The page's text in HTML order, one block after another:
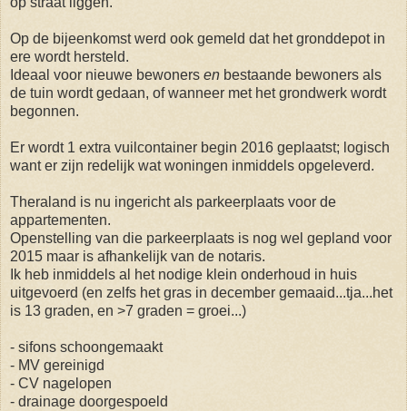
Op de bijeenkomst werd ook gemeld dat het gronddepot in
ere wordt hersteld.
Ideaal voor nieuwe bewoners en bestaande bewoners als
de tuin wordt gedaan, of wanneer met het grondwerk wordt
begonnen.
Er wordt 1 extra vuilcontainer begin 2016 geplaatst; logisch
want er zijn redelijk wat woningen inmiddels opgeleverd.
Theraland is nu ingericht als parkeerplaats voor de
appartementen.
Openstelling van die parkeerplaats is nog wel gepland voor
2015 maar is afhankelijk van de notaris.
Ik heb inmiddels al het nodige klein onderhoud in huis
uitgevoerd (en zelfs het gras in december gemaaid...tja...het
is 13 graden, en >7 graden = groei...)
- sifons schoongemaakt
- MV gereinigd
- CV nagelopen
- drainage doorgespoeld